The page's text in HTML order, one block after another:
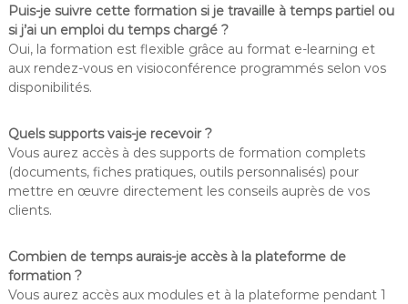
Puis-je suivre cette formation si je travaille à temps partiel ou
si j’ai un emploi du temps chargé ?
Oui, la formation est flexible grâce au format e-learning et
aux rendez-vous en visioconférence programmés selon vos
disponibilités.
Quels supports vais-je recevoir ?
Vous aurez accès à des supports de formation complets
(documents, fiches pratiques, outils personnalisés) pour
mettre en œuvre directement les conseils auprès de vos
clients.
Combien de temps aurais-je accès à la plateforme de
formation ?
Vous aurez accès aux modules et à la plateforme pendant 1